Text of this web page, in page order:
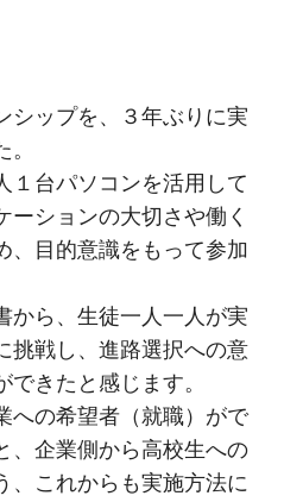
ップを、３年ぶりに実
台パソコンを活用して
ーションの大切さや働く
、目的意識をもって参加
ら、生徒一人一人が実
挑戦し、進路選択への意
きたと感じます。
の希望者（就職）がで
、企業側から高校生への
、これからも実施方法に